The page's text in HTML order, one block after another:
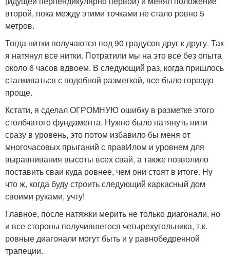
второй, пока между этими точками не стало ровно 5
метров.
Тогда нитки получаются под 90 градусов друг к другу. Так
я натянул все нитки. Потратили мы на это все без опыта
около 6 часов вдвоем. В следующий раз, когда пришлось
сталкиваться с подобной разметкой, все было гораздо
проще.
Кстати, я сделал ОГРОМНУЮ ошибку в разметке этого
столбчатого фундамента. Нужно было натянуть нити
сразу в уровень, это потом избавило бы меня от
многочасовых прыганий с правИлом и уровнем для
выравнивания высоты всех свай, а также позволило
поставить сваи куда ровнее, чем они стоят в итоге. Ну
что ж, когда буду строить следующий каркасный дом
своими руками, учту!
Главное, после натяжки мерить не только диагонали, но
и все стороны получившегося четырехугольника, т.к.
ровные диагонали могут быть и у равнобедренной
трапеции.